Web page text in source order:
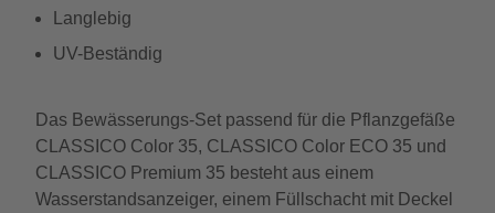
Langlebig
UV-Beständig
Das Bewässerungs-Set passend für die Pflanzgefäße
CLASSICO Color 35, CLASSICO Color ECO 35 und
CLASSICO Premium 35 besteht aus einem
Wasserstandsanzeiger, einem Füllschacht mit Deckel